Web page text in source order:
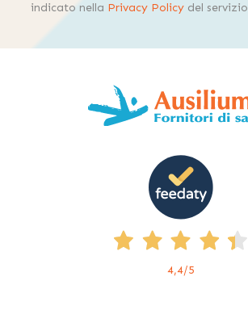
indicato nella Privacy Policy del servizio
4,4/5